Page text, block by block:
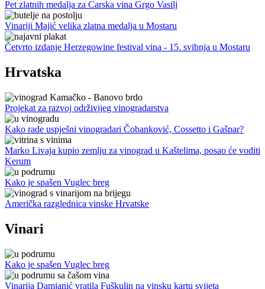
Pet zlatnih medalja za Carska vina Grgo Vasilj
Vinariji Majić velika zlatna medalja u Mostaru
Četvrto izdanje Herzegowine festival vina - 15. svibnja u Mostaru
Hrvatska
Projekat za razvoj održivijeg vinogradarstva
Kako rade uspješni vinogradari Čobanković, Cossetto i Gašpar?
Marko Livaja kupio zemlju za vinograd u Kaštelima, posao će voditi
Kerum
Kako je spašen Vuglec breg
Američka razglednica vinske Hrvatske
Vinari
Kako je spašen Vuglec breg
Vinarija Damjanić vratila Fuškulin na vinsku kartu svijeta